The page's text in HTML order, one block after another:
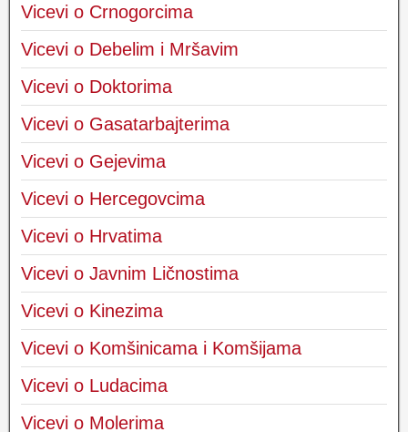
Vicevi o Crnogorcima
Vicevi o Debelim i Mršavim
Vicevi o Doktorima
Vicevi o Gasatarbajterima
Vicevi o Gejevima
Vicevi o Hercegovcima
Vicevi o Hrvatima
Vicevi o Javnim Ličnostima
Vicevi o Kinezima
Vicevi o Komšinicama i Komšijama
Vicevi o Ludacima
Vicevi o Molerima